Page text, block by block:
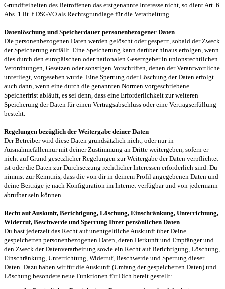
Grundfreiheiten des Betroffenen das erstgenannte Interesse nicht, so dient Art. 6
Abs. 1 lit. f DSGVO als Rechtsgrundlage für die Verarbeitung.
Datenlöschung und Speicherdauer personenbezogener Daten
Die personenbezogenen Daten werden gelöscht oder gesperrt, sobald der Zweck
der Speicherung entfällt. Eine Speicherung kann darüber hinaus erfolgen, wenn
dies durch den europäischen oder nationalen Gesetzgeber in unionsrechtlichen
Verordnungen, Gesetzen oder sonstigen Vorschriften, denen der Verantwortliche
unterliegt, vorgesehen wurde. Eine Sperrung oder Löschung der Daten erfolgt
auch dann, wenn eine durch die genannten Normen vorgeschriebene
Speicherfrist abläuft, es sei denn, dass eine Erforderlichkeit zur weiteren
Speicherung der Daten für einen Vertragsabschluss oder eine Vertragserfüllung
besteht.
Regelungen bezüglich der Weitergabe deiner Daten
Der Betreiber wird diese Daten grundsätzlich nicht, oder nur in
Ausnahmefällennur mit deiner Zustimmung an Dritte weitergeben, sofern er
nicht auf Grund gesetzlicher Regelungen zur Weitergabe der Daten verpflichtet
ist oder die Daten zur Durchsetzung rechtlicher Interessen erforderlich sind. Du
nimmst zur Kenntnis, dass die von dir in deinem Profil angegebenen Daten und
deine Beiträge je nach Konfiguration im Internet verfügbar und von jedermann
abrufbar sein können.
Recht auf Auskunft, Berichtigung, Löschung, Einschränkung, Unterrichtung,
Widerruf, Beschwerde und Sperrung Ihrer persönlichen Daten
Du hast jederzeit das Recht auf unentgeltliche Auskunft über Deine
gespeicherten personenbezogenen Daten, deren Herkunft und Empfänger und
den Zweck der Datenverarbeitung sowie ein Recht auf Berichtigung, Löschung,
Einschränkung, Unterrichtung, Widerruf, Beschwerde und Sperrung dieser
Daten. Dazu haben wir für die Auskunft (Umfang der gespeicherten Daten) und
Löschung besondere neue Funktionen für Dich bereit gestellt: